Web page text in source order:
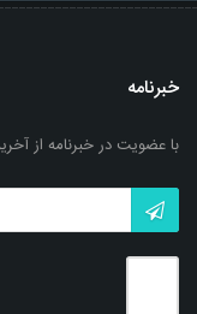
شامپو
خبرنامه
با عضویت در خبرنامه از